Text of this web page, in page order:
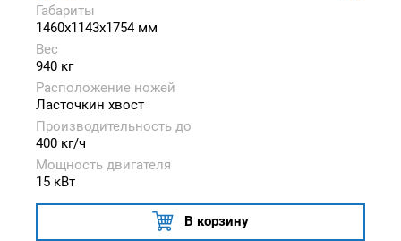
Габариты
1460x1143x1754 мм
Вес
940 кг
Расположение ножей
Ласточкин хвост
Производительность до
400 кг/ч
Мощность двигателя
15 кВт
В корзину